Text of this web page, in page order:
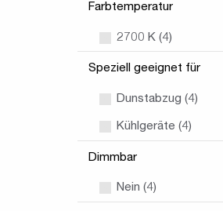
Farbtemperatur
2700 K (4)
Speziell geeignet für
Dunstabzug (4)
Kühlgeräte (4)
Dimmbar
Nein (4)